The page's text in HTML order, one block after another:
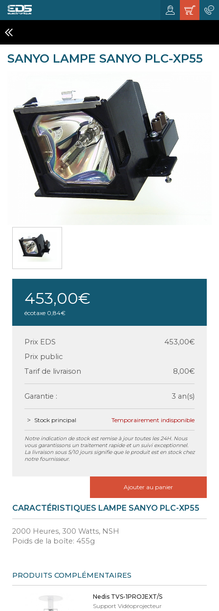
SANYO LAMPE SANYO PLC-XP55
453,00€
écotaxe 0,84€
Prix EDS
453,00€
Prix public
Tarif de livraison
8,00€
Garantie : 3 an(s)
Stock principal Temporairement indisponible
Notre indication de stock est remise à jour toutes les 24H. Nous
vous garantissons un traitement rapide et un suivi exceptionnel.
La livraison sous 5/10 jours signifie que le produit est en stock chez
notre fournisseur.
Ajouter au panier
CARACTÉRISTIQUES LAMPE SANYO PLC-XP55
2000 Heures, 300 Watts, NSH
Poids de la boîte: 455g
PRODUITS COMPLÉMENTAIRES
Nedis TVS-1PROJEXT/S
Support Vidéoprojecteur